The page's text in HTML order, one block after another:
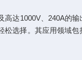
达1000V、240A的
选择。其应用领域